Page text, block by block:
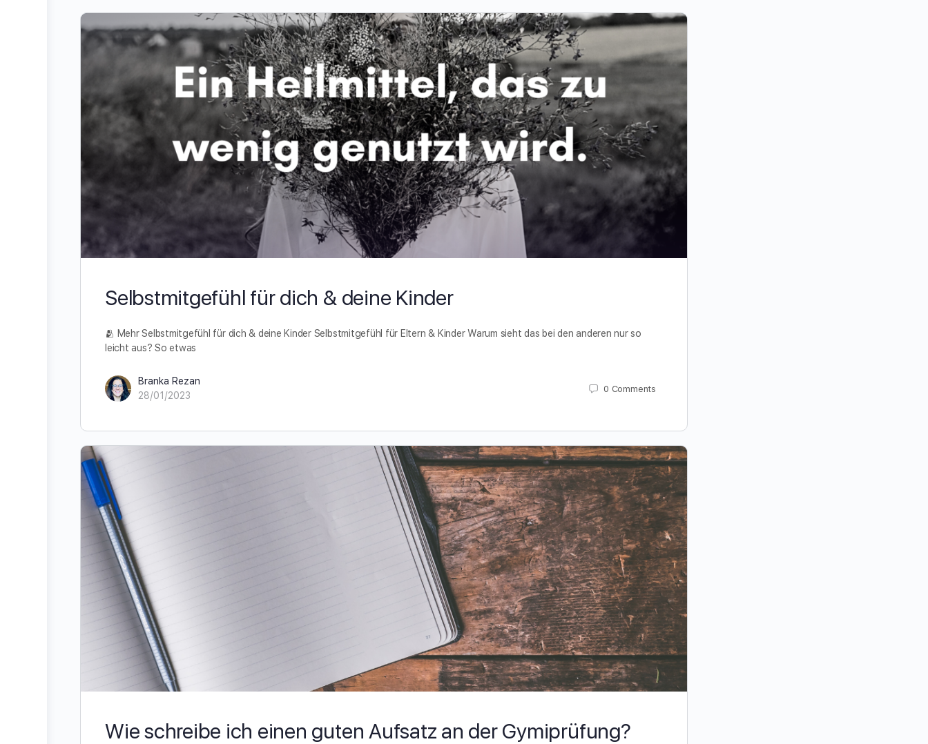
Selbstmitgefühl für dich & deine Kinder
🫂 Mehr Selbstmitgefühl für dich & deine Kinder Selbstmitgefühl für Eltern & Kinder Warum sieht das bei den anderen nur so
leicht aus? So etwas
Branka Rezan
28/01/2023
0 Comments
Wie schreibe ich einen guten Aufsatz an der Gymiprüfung?